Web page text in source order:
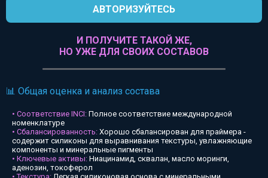
АВТОРИЗУЙТЕСЬ
И ПОЛУЧИТЕ ТАКОЙ ЖЕ,
НО УЖЕ ДЛЯ СВОИХ СОСТАВОВ
📊 Общая оценка и анализ состава
• Соответствие INCI: Полное соответствие международной
номенклатуре
• Сбалансированность: Хорошо сбалансирован для праймера -
содержит силиконы для выравнивания текстуры, увлажняющие
компоненты и минеральные пигменты
• Ключевые активы: Ниацинамид, сквалан, масло моринги,
аденозин, токоферол